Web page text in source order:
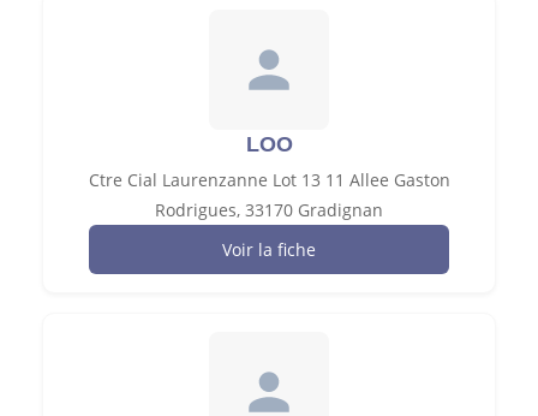
LOO
Ctre Cial Laurenzanne Lot 13 11 Allee Gaston
Rodrigues, 33170 Gradignan
Voir la fiche